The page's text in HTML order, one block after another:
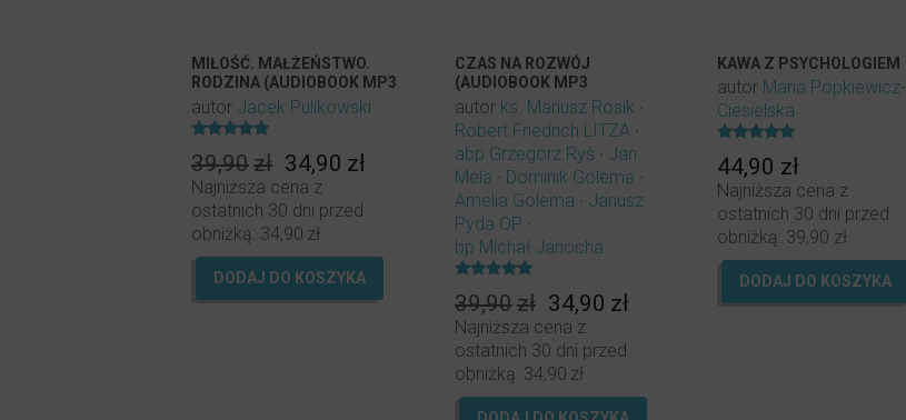
MIŁOŚĆ. MAŁŻEŃSTWO.
RODZINA (AUDIOBOOK MP3
DO POBRANIA)
autor Jacek Pulikowski
5.00
na 5.
39,90zł Pierwotna
cena
wynosiła:
39,90zł.
34,90 zł
Najniższa cena z
ostatnich 30 dni przed
obniżką: 34,90 zł
DODAJ DO KOSZYKA
CZAS NA ROZWÓJ
(AUDIOBOOK MP3
DO POBRANIA)
autor ks. Mariusz Rosik
Robert Friedrich LITZA
abp Grzegorz Ryś
Jan
Mela
Dominik Golema
Amelia Golema
Janusz
Pyda OP
bp Michał Janocha
5.00
na 5.
39,90zł Pierwotna
cena
wynosiła:
39,90zł.
34,90 zł
Najniższa cena z
ostatnich 30 dni przed
obniżką: 34,90 zł
KAWA Z PSYCHOLOGIEM
autor Maria Popkiewicz-
Ciesielska
4.90
na 5.
44,90 zł
Najniższa cena z
ostatnich 30 dni przed
obniżką: 39,90 zł
DODAJ DO KOSZYKA